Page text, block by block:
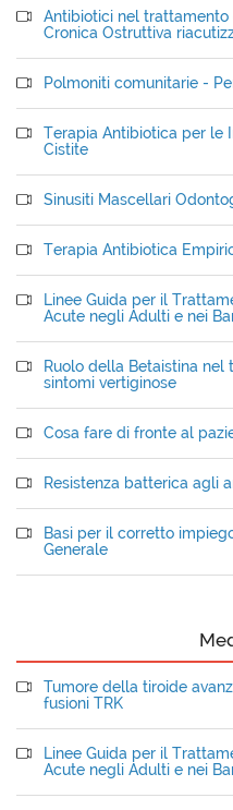
Antibiotici nel
Cronica Ostruttiva
Polmoniti comunitarie -
Terapia Antibiotica per le
Cistite
Sinusiti Mascellari
Terapia Antibiotica
Linee Guida per il
Acute negli Adulti e nei
Ruolo della Betaistina
sintomi vertiginose
Cosa fare di fronte al
Resistenza batterica agli
Basi per il corretto
Generale
Tumore della tiroide
fusioni TRK
Linee Guida per il
Acute negli Adulti e nei